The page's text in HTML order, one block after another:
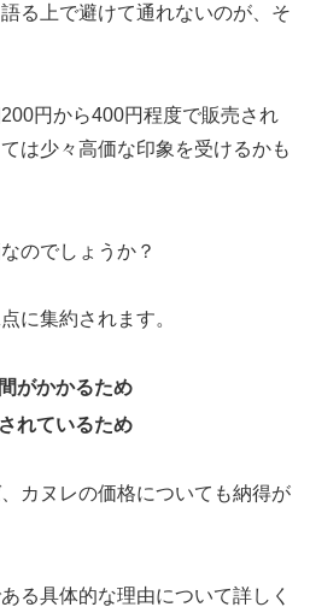
る上で避けて通れないのが、そ
円から400円程度で販売され
は少々高価な印象を受けるかも
のでしょうか？
に集約されます。
がかかるため
れているため
カヌレの価格についても納得が
る具体的な理由について詳しく